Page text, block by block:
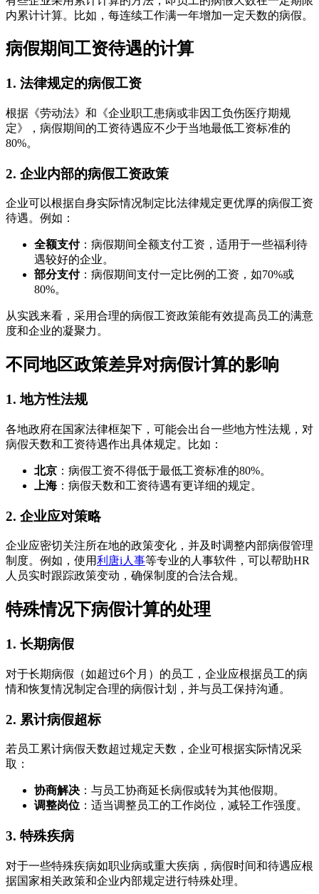
内累计计算。比如，每连续工作满一年增加一定天数的病假。
病假期间工资待遇的计算
1. 法律规定的病假工资
根据《劳动法》和《企业职工患病或非因工负伤医疗期规
定》，病假期间的工资待遇应不少于当地最低工资标准的
80%。
2. 企业内部的病假工资政策
企业可以根据自身实际情况制定比法律规定更优厚的病假工资
待遇。例如：
全额支付：病假期间全额支付工资，适用于一些福利待
遇较好的企业。
部分支付：病假期间支付一定比例的工资，如70%或
80%。
从实践来看，采用合理的病假工资政策能有效提高员工的满意
度和企业的凝聚力。
不同地区政策差异对病假计算的影响
1. 地方性法规
各地政府在国家法律框架下，可能会出台一些地方性法规，对
病假天数和工资待遇作出具体规定。比如：
北京 ：病假工资不得低于最低工资标准的80%。
上海：病假天数和工资待遇有更详细的规定。
2. 企业应对策略
企业应密切关注所在地的政策变化，并及时调整内部病假管理
制度。例如，使用利唐i人事等专业的人事软件，可以帮助HR
人员实时跟踪政策变动，确保制度的合法合规。
特殊情况下病假计算的处理
1. 长期病假
对于长期病假（如超过6个月）的员工，企业应根据员工的病
情和恢复情况制定合理的病假计划，并与员工保持沟通。
2. 累计病假超标
若员工累计病假天数超过规定天数，企业可根据实际情况采
取：
协商解决 ：与员工协商延长病假或转为其他假期。
调整岗位 ：适当调整员工的工作岗位，减轻工作强度。
3. 特殊疾病
对于一些特殊疾病如职业病或重大疾病，病假时间和待遇应根
据国家相关政策和企业内部规定进行特殊处理。